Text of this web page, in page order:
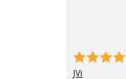
JVi